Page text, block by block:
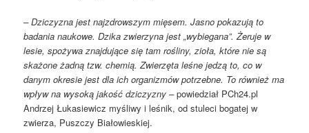
– Dziczyzna jest najzdrowszym mięsem. Jasno pokazują to
badania naukowe. Dzika zwierzyna jest „wybiegana”. Żeruje w
lesie, spożywa znajdujące się tam rośliny, zioła, które nie są
skażone żadną tzw. chemią. Zwierzęta leśne jedzą to, co w
danym okresie jest dla ich organizmów potrzebne. To również ma
wpływ na wysoką jakość dziczyzny –powiedział PCh24.pl
Andrzej Łukasiewicz myśliwy i leśnik, od stuleci bogatej w
zwierza, Puszczy Białowieskiej.